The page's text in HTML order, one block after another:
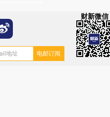
财新微信